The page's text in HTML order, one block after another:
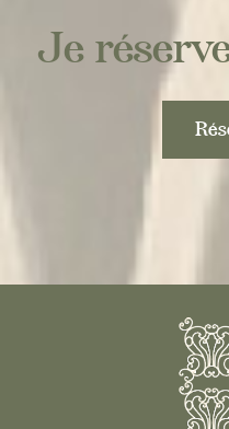
Je